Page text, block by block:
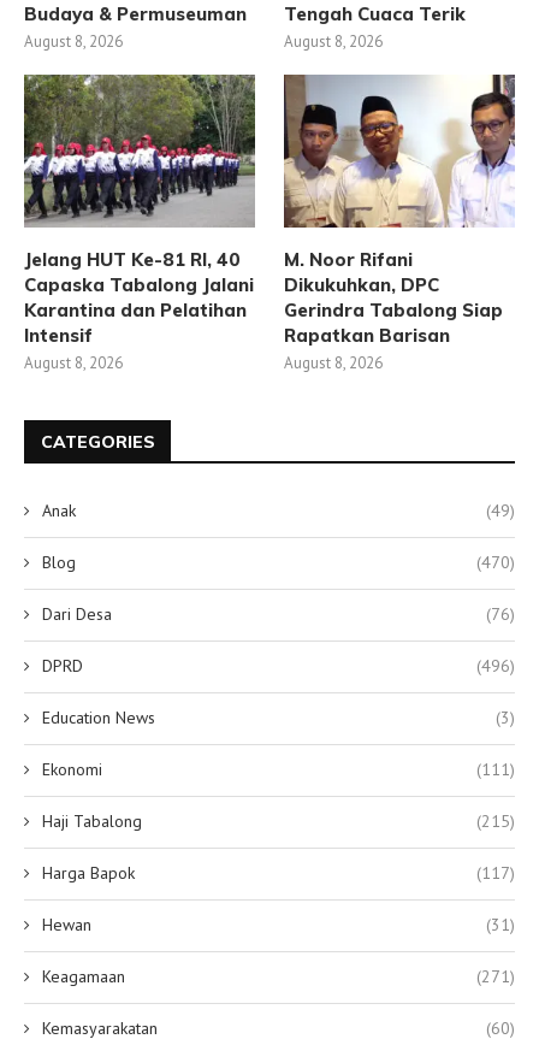
Budaya & Permuseuman
August 8, 2026
Tengah Cuaca Terik
August 8, 2026
Jelang HUT Ke-81 RI, 40
Capaska Tabalong Jalani
Karantina dan Pelatihan
Intensif
August 8, 2026
M. Noor Rifani
Dikukuhkan, DPC
Gerindra Tabalong Siap
Rapatkan Barisan
August 8, 2026
CATEGORIES
Anak (49)
Blog (470)
Dari Desa (76)
DPRD (496)
Education News (3)
Ekonomi (111)
Haji Tabalong (215)
Harga Bapok (117)
Hewan (31)
Keagamaan (271)
Kemasyarakatan (60)